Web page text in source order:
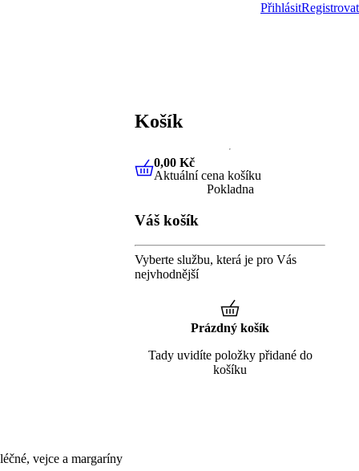
PřihlásitRegistrovat
vejce a margaríny
Košík
0,00 KčAktuální cena košíku
0,00 Kč
Aktuální cena košíku
Pokladna
Váš košík
Vyberte službu, která je pro Vás
nejvhodnější
Prázdný košík
Tady uvidíte položky přidané do
košíku